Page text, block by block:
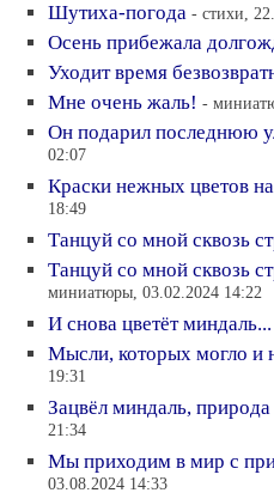
Шутиха-погода - стихи,
Осень прибежала
Уходит время
Мне очень жаль! -
Он подарил последнюю
02:07
Краски нежных цветов
18:49
Танцуй со мной сквозь
Танцуй со мной сквозь
миниатюры, 03.02.2024 14:22
И снова цветёт миндаль...
Мысли, которых могло и
19:31
Зацвёл миндаль,
21:34
Мы приходим в мир с
03.08.2024 14:33